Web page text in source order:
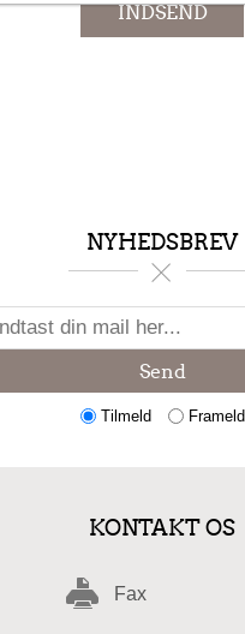
INDSEND
NYHEDSBREV
Send
Tilmeld Frameld
KONTAKT OS
Fax